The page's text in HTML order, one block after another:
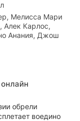
Мелисса Мари
Алек Карлос,
Анания, Джош
обрели
воедино